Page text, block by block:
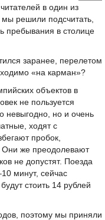
в один из
решили подсчитать,
пребывания в столице
заранее, перелетом
«на карман»?
объектов в
не пользуется
невыгодно, но и очень
ходят с
пробок,
Они же преодолевают
не допустят. Поезда
минут, сейчас
стоить 14 рублей
поэтому мы приняли